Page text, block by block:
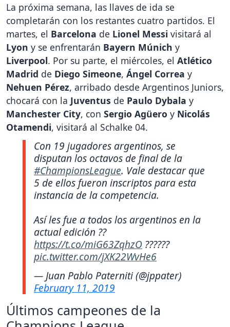
La próxima semana, las llaves de ida se
completarán con los restantes cuatro partidos. El
martes, el Barcelona de Lionel Messi visitará al
Lyon y se enfrentarán Bayern Múnich y
Liverpool. Por su parte, el miércoles, el Atlético
Madrid de Diego Simeone, Ángel Correa y
Nehuen Pérez, arribado desde Argentinos Juniors,
chocará con la Juventus de Paulo Dybala y
Manchester City, con Sergio Agüero y Nicolás
Otamendi, visitará al Schalke 04.
Con 19 jugadores argentinos, se
disputan los octavos de final de la
#ChampionsLeague. Vale destacar que
5 de ellos fueron inscriptos para esta
instancia de la competencia.
Así les fue a todos los argentinos en la
actual edición ??
https://t.co/miG63ZqhzO ??????
pic.twitter.com/jXK22WvHe6
— Juan Pablo Paterniti (@jppater)
February 11, 2019
Últimos campeones de la